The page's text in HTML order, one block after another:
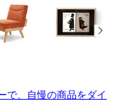
で、自慢の商品をダイ